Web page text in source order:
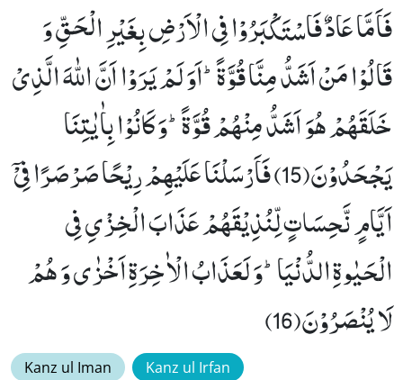
فَاَمَّا عَادٌ فَاسْتَكْبَرُوْا فِی الْاَرْضِ بِغَیْرِ الْحَقِّ وَ
قَالُوْا مَنْ اَشَدُّ مِنَّا قُوَّةًؕ-اَوَ لَمْ یَرَوْا اَنَّ اللّٰهَ الَّذِیْ
خَلَقَهُمْ هُوَ اَشَدُّ مِنْهُمْ قُوَّةًؕ-وَ كَانُوْا بِاٰیٰتِنَا
یَجْحَدُوْنَ(15) فَاَرْسَلْنَا عَلَیْهِمْ رِیْحًا صَرْصَرًا فِیْۤ
اَیَّامٍ نَّحِسَاتٍ لِّنُذِیْقَهُمْ عَذَابَ الْخِزْیِ فِی
الْحَیٰوةِ الدُّنْیَاؕ-وَ لَعَذَابُ الْاٰخِرَةِ اَخْزٰى وَ هُمْ
لَا یُنْصَرُوْنَ(16)
Kanz ul Iman Kanz ul Irfan